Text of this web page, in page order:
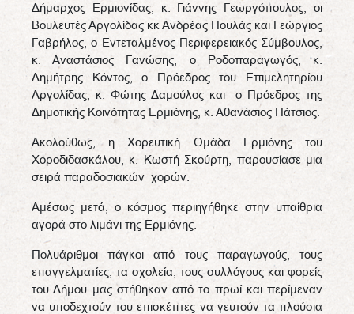
Δήμαρχος Ερμιονίδας, κ. Γιάννης Γεωργόπουλος, οι
Βουλευτές Αργολίδας κκ Ανδρέας Πουλάς και Γεώργιος
Γαβρήλος, ο Εντεταλμένος Περιφερειακός Σύμβουλος,
κ. Αναστάσιος Γανώσης, ο Ροδοπαραγωγός, κ.
Δημήτρης Κόντος, ο Πρόεδρος του Επιμελητηρίου
Αργολίδας, κ. Φώτης Δαμούλος και ο Πρόεδρος της
Δημοτικής Κοινότητας Ερμιόνης, κ. Αθανάσιος Πάτσιος.
Ακολούθως, η Χορευτική Ομάδα Ερμιόνης του
Χοροδιδασκάλου, κ. Κωστή Σκούρτη, παρουσίασε μια
σειρά παραδοσιακών χορών.
Αμέσως μετά, ο κόσμος περιηγήθηκε στην υπαίθρια
αγορά στο λιμάνι της Ερμιόνης.
Πολυάριθμοι πάγκοι από τους παραγωγούς, τους
επαγγελματίες, τα σχολεία, τους συλλόγους και φορείς
του Δήμου μας στήθηκαν από το πρωί και περίμεναν
να υποδεχτούν του επισκέπτες να γευτούν τα πλούσια